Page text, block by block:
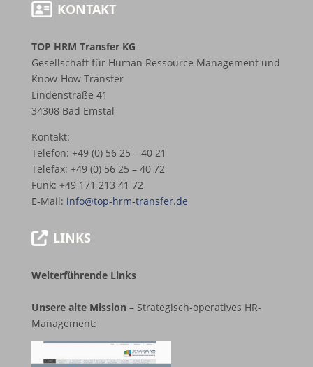
KONTAKT
TOP HRM Transfer KG
Gesellschaft für Human Ressource Management und
Know-How Transfer
Lindenstraße 41
34308 Bad Emstal
Kontakt:
Telefon: +49 (0) 56 25 – 40 21
Telefax: +49 (0) 56 25 – 40 72
Funk: +49 171 213 41 72
E-Mail: info@top-hrm-transfer.de
LINKS
Weiterführende Links
Unsere alte Mission – Strategisch-operatives HR-
Management: